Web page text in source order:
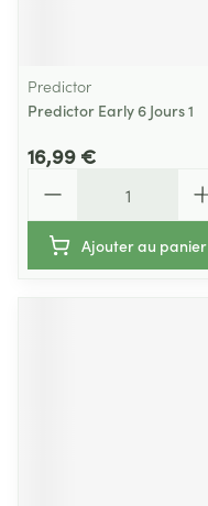
Predictor
Predictor Early 6 Jours 1
16,99 €
Ajouter au panier